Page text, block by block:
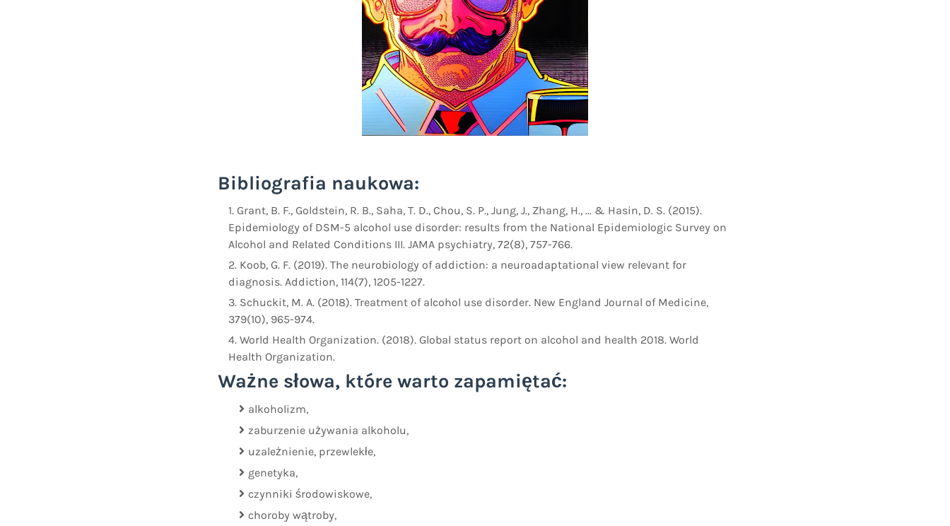
Bibliografia naukowa:
Grant, B. F., Goldstein, R. B., Saha, T. D., Chou, S. P., Jung, J., Zhang, H., ... & Hasin, D. S. (2015).
Epidemiology of DSM-5 alcohol use disorder: results from the National Epidemiologic Survey on
Alcohol and Related Conditions III. JAMA psychiatry, 72(8), 757-766.
Koob, G. F. (2019). The neurobiology of addiction: a neuroadaptational view relevant for
diagnosis. Addiction, 114(7), 1205-1227.
Schuckit, M. A. (2018). Treatment of alcohol use disorder. New England Journal of Medicine,
379(10), 965-974.
World Health Organization. (2018). Global status report on alcohol and health 2018. World
Health Organization.
Ważne słowa, które warto zapamiętać:
alkoholizm,
zaburzenie używania alkoholu,
uzależnienie, przewlekłe,
genetyka,
czynniki środowiskowe,
choroby wątroby,